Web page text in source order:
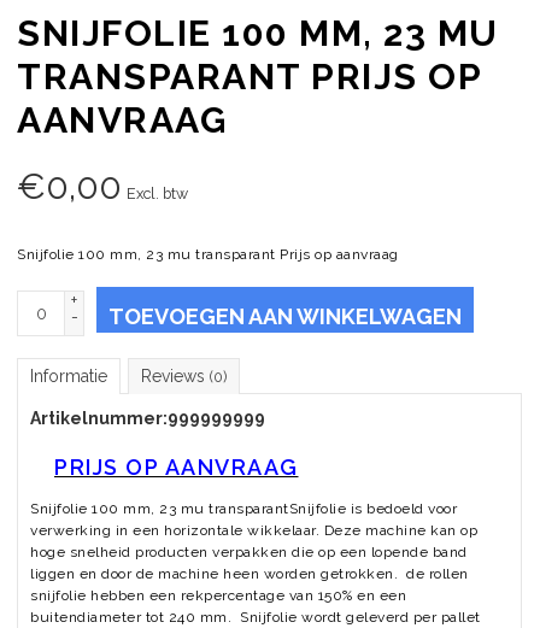
SNIJFOLIE 100 MM, 23 MU
TRANSPARANT PRIJS OP
AANVRAAG
€0,00 Excl. btw
Snijfolie 100 mm, 23 mu transparant Prijs op aanvraag
+
-
TOEVOEGEN AAN WINKELWAGEN
Informatie Reviews (0)
Artikelnummer:999999999
PRIJS OP AANVRAAG
Snijfolie 100 mm, 23 mu transparantSnijfolie is bedoeld voor
verwerking in een horizontale wikkelaar. Deze machine kan op
hoge snelheid producten verpakken die op een lopende band
liggen en door de machine heen worden getrokken. de rollen
snijfolie hebben een rekpercentage van 150% en een
buitendiameter tot 240 mm. Snijfolie wordt geleverd per pallet